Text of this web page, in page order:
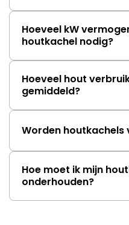
Hoeveel kW
houtkachel nodig?
Hoeveel hout
gemiddeld?
Worden houtkachels
Hoe moet ik mijn
onderhouden?